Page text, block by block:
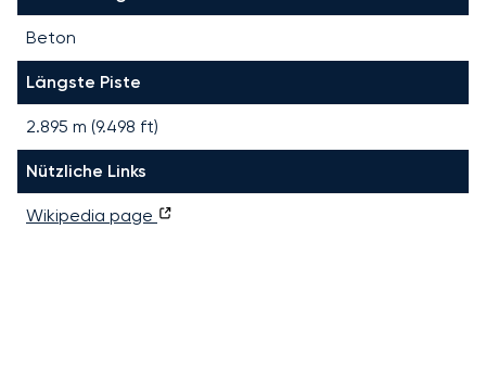
Beton
Längste Piste
2.895 m (9.498 ft)
Nützliche Links
Wikipedia page